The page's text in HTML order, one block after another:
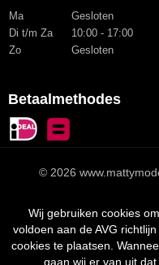
Ma
Gesloten
Di t/m Za
10:00 - 17:00
Zo
Gesloten
Betaalmethodes
© 2026
Wij gebruiken cookies
voldoen aan de AVG
cookies te plaatsen.
gaan wij er van uit dat